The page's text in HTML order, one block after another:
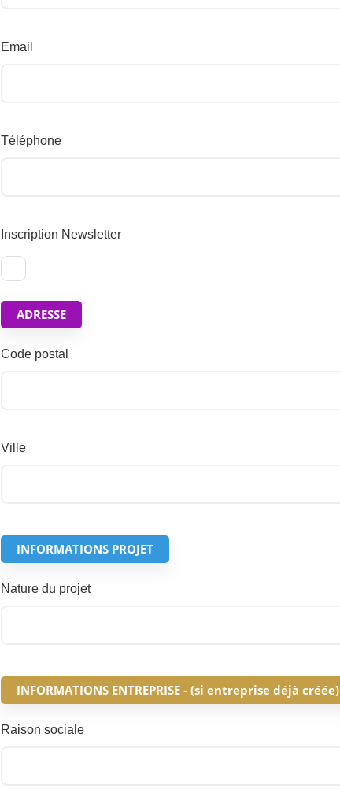
Email
Téléphone
Inscription Newsletter
ADRESSE
Code postal
Ville
INFORMATIONS PROJET
Nature du projet
INFORMATIONS ENTREPRISE - (si entreprise déjà créée)
Raison sociale